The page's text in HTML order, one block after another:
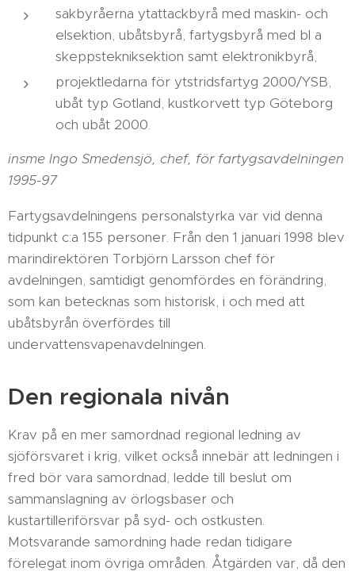
sakbyråerna ytattackbyrå med maskin- och
elsektion, ubåtsbyrå, fartygsbyrå med bl a
skeppstekniksektion samt elektronikbyrå,
projektledarna för ytstridsfartyg 2000/YSB,
ubåt typ Gotland, kustkorvett typ Göteborg
och ubåt 2000.
insme Ingo Smedensjö, chef, för fartygsavdelningen
1995-97
Fartygsavdelningens personalstyrka var vid denna
tidpunkt c:a 155 personer. Från den 1 januari 1998 blev
marindirektören Torbjörn Larsson chef för
avdelningen, samtidigt genomfördes en förändring,
som kan betecknas som historisk, i och med att
ubåtsbyrån överfördes till
undervattensvapenavdelningen.
Den regionala nivån
Krav på en mer samordnad regional ledning av
sjöförsvaret i krig, vilket också innebär att ledningen i
fred bör vara samordnad, ledde till beslut om
sammanslagning av örlogsbaser och
kustartilleriförsvar på syd- och ostkusten.
Motsvarande samordning hade redan tidigare
förelegat inom övriga områden. Åtgärden var, då den